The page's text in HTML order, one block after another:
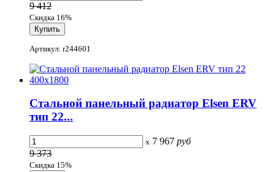
9 412
Скидка 16%
Артикул: r244601
Стальной панельный радиатор Elsen ERV
тип 22...
x 7 967 руб
9 373
Скидка 15%